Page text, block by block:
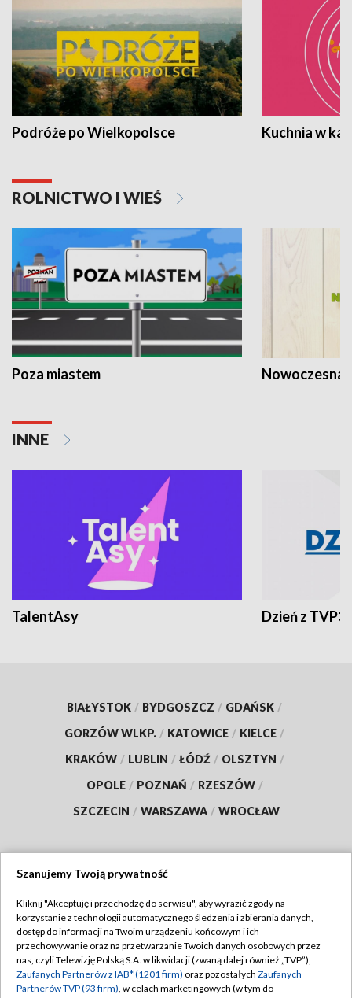
Podróże po Wielkopolsce Kuchnia w
ROLNICTWO I WIEŚ
Poza miastem Nowoczesna
INNE
TalentAsy Dzień z TVP3
BIAŁYSTOK / BYDGOSZCZ / GDAŃSK /
GORZÓW WLKP. / KATOWICE / KIELCE /
KRAKÓW / LUBLIN / ŁÓDŹ / OLSZTYN /
OPOLE / POZNAŃ / RZESZÓW /
SZCZECIN / WARSZAWA / WROCŁAW
TVP
Abonament TVP
Emisja w TVP
Regulamin TVP
Polityka prywatności
Szanujemy Twoją prywatność
Kliknij "Akceptuję i przechodzę do serwisu", aby wyrazić zgody na
korzystanie z technologii automatycznego śledzenia i zbierania danych,
dostęp do informacji na Twoim urządzeniu końcowym i ich
przechowywanie oraz na przetwarzanie Twoich danych osobowych przez
nas, czyli Telewizję Polską S.A. w likwidacji (zwaną dalej również „TVP”),
Zaufanych Partnerów z IAB* (1201 firm) oraz pozostałych Zaufanych
Partnerów TVP (93 firm), w celach marketingowych (w tym do